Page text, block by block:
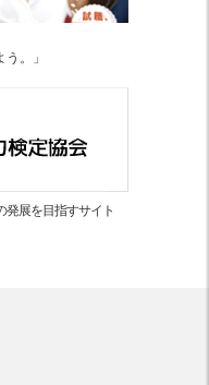
。」
発展を目指すサイト